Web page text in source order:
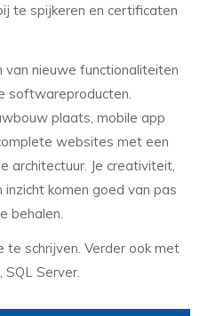
te spijkeren en certificaten
nieuwe functionaliteiten
softwareproducten.
plaats, mobile app
websites met een
architectuur. Je creativiteit,
komen goed van pas
behalen.
te schrijven. Verder ook met
SQL Server.